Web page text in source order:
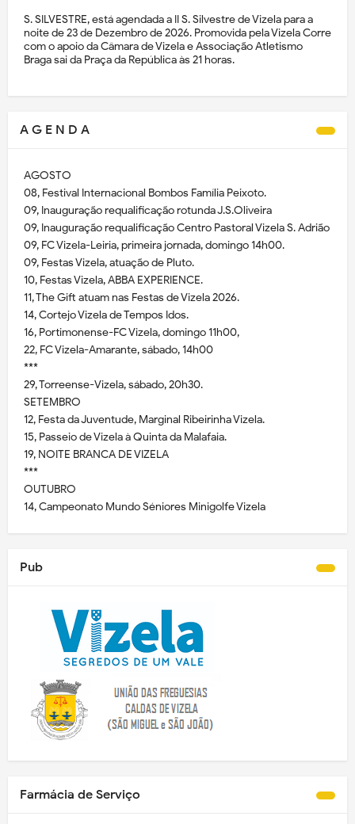
S. SILVESTRE, está agendada a II S. Silvestre de Vizela para a
noite de 23 de Dezembro de 2026. Promovida pela Vizela Corre
com o apoio da Câmara de Vizela e Associação Atletismo
Braga sai da Praça da República às 21 horas.
A G E N D A
AGOSTO
08, Festival Internacional Bombos Família Peixoto.
09, Inauguração requalificação rotunda J.S.Oliveira
09, Inauguração requalificação Centro Pastoral Vizela S. Adrião
09, FC Vizela-Leiria, primeira jornada, domingo 14h00.
09, Festas Vizela, atuação de Pluto.
10, Festas Vizela, ABBA EXPERIENCE.
11, The Gift atuam nas Festas de Vizela 2026.
14, Cortejo Vizela de Tempos Idos.
16, Portimonense-FC Vizela, domingo 11h00,
22, FC Vizela-Amarante, sábado, 14h00
***
29, Torreense-Vizela, sábado, 20h30.
SETEMBRO
12, Festa da Juventude, Marginal Ribeirinha Vizela.
15, Passeio de Vizela à Quinta da Malafaia.
19, NOITE BRANCA DE VIZELA
***
OUTUBRO
14, Campeonato Mundo Séniores Minigolfe Vizela
Pub
Farmácia de Serviço